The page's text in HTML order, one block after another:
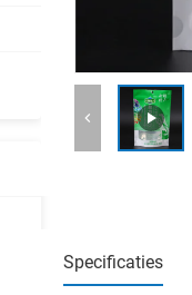
Specificaties